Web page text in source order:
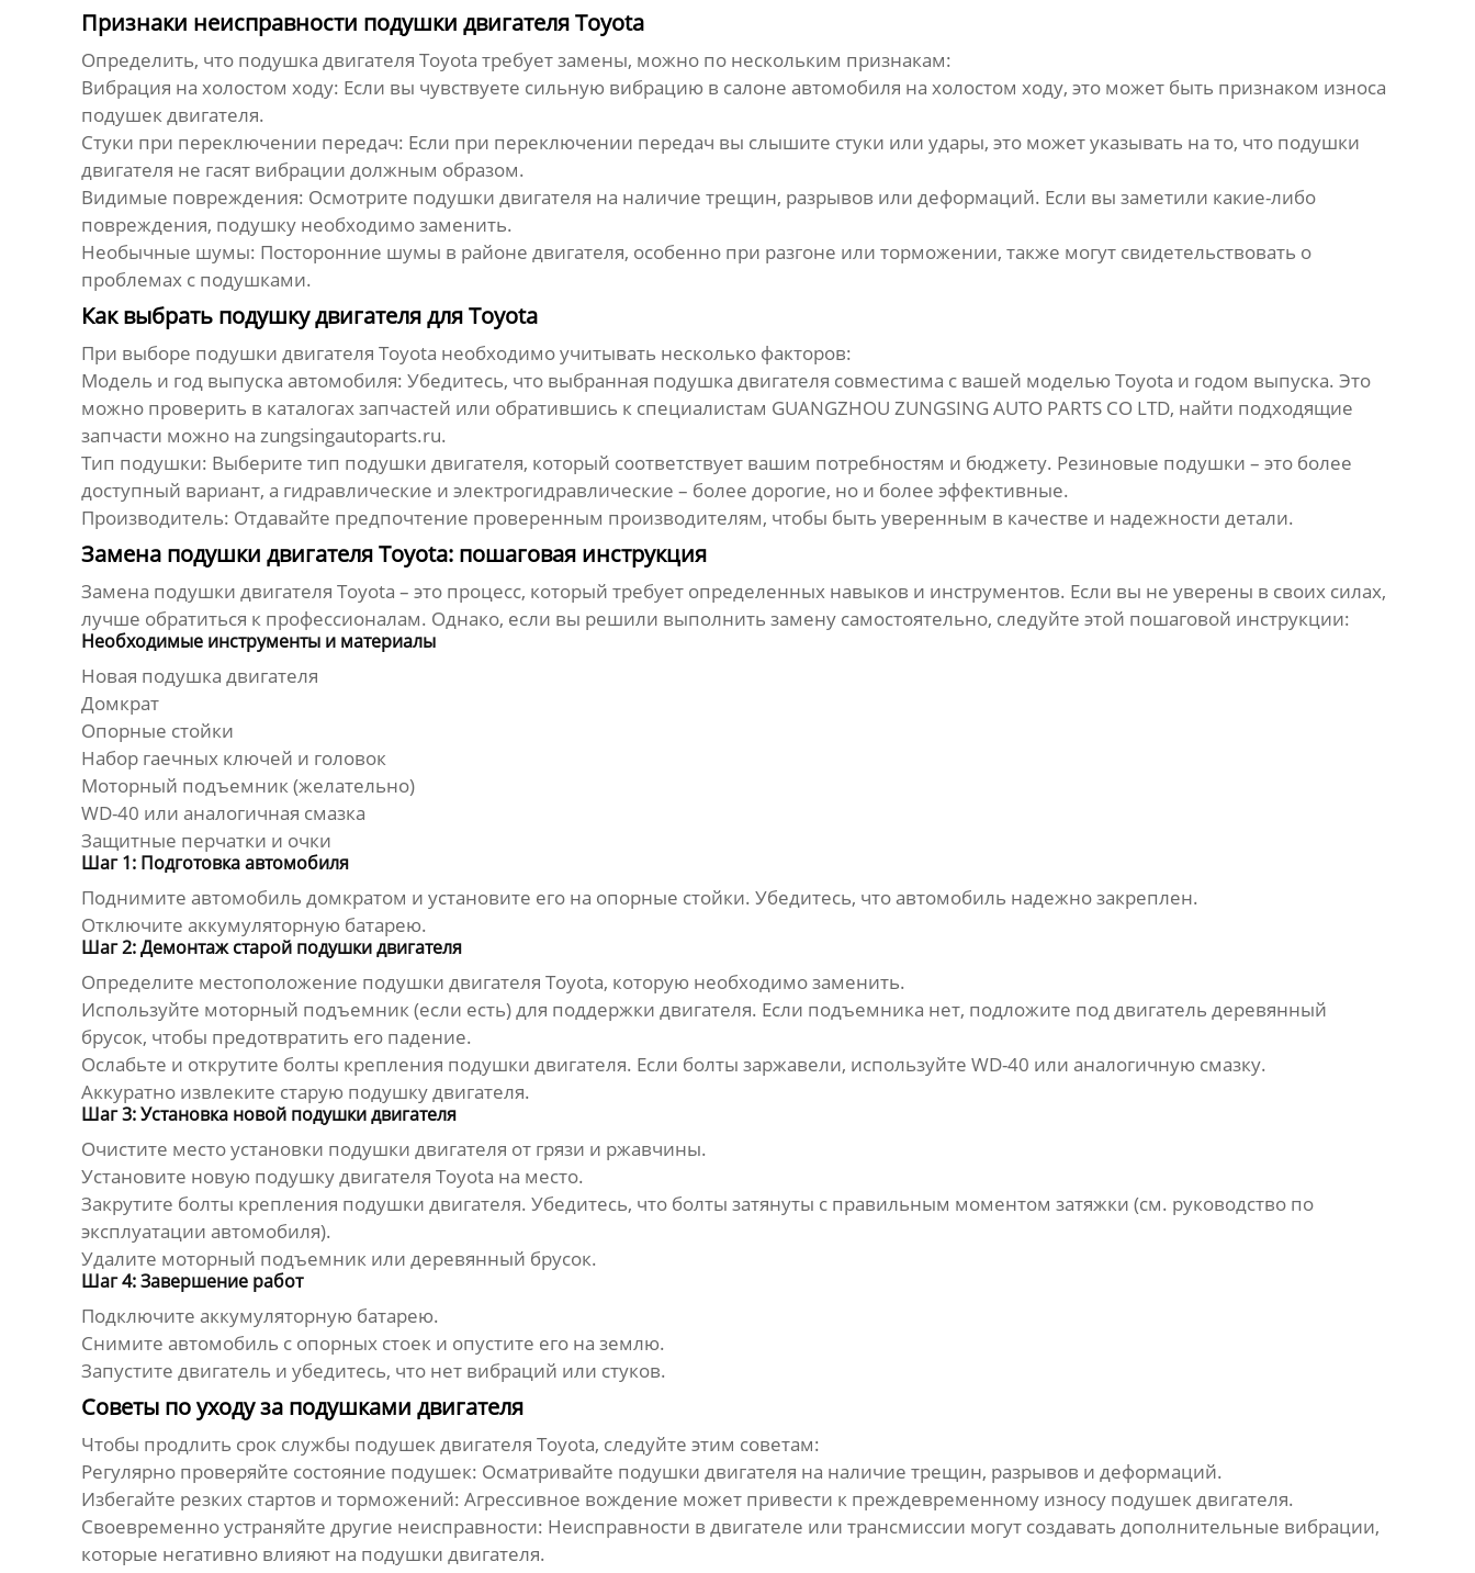
Признаки неисправности подушки двигателя Toyota
Определить, что подушка двигателя Toyota требует замены, можно по нескольким признакам:
Вибрация на холостом ходу: Если вы чувствуете сильную вибрацию в салоне автомобиля на холостом ходу, это может быть признаком износа
подушек двигателя.
Стуки при переключении передач: Если при переключении передач вы слышите стуки или удары, это может указывать на то, что подушки
двигателя не гасят вибрации должным образом.
Видимые повреждения: Осмотрите подушки двигателя на наличие трещин, разрывов или деформаций. Если вы заметили какие-либо
повреждения, подушку необходимо заменить.
Необычные шумы: Посторонние шумы в районе двигателя, особенно при разгоне или торможении, также могут свидетельствовать о
проблемах с подушками.
Как выбрать подушку двигателя для Toyota
При выборе подушки двигателя Toyota необходимо учитывать несколько факторов:
Модель и год выпуска автомобиля: Убедитесь, что выбранная подушка двигателя совместима с вашей моделью Toyota и годом выпуска. Это
можно проверить в каталогах запчастей или обратившись к специалистам GUANGZHOU ZUNGSING AUTO PARTS CO LTD, найти подходящие
запчасти можно на zungsingautoparts.ru.
Тип подушки: Выберите тип подушки двигателя, который соответствует вашим потребностям и бюджету. Резиновые подушки – это более
доступный вариант, а гидравлические и электрогидравлические – более дорогие, но и более эффективные.
Производитель: Отдавайте предпочтение проверенным производителям, чтобы быть уверенным в качестве и надежности детали.
Замена подушки двигателя Toyota: пошаговая инструкция
Замена подушки двигателя Toyota – это процесс, который требует определенных навыков и инструментов. Если вы не уверены в своих силах,
лучше обратиться к профессионалам. Однако, если вы решили выполнить замену самостоятельно, следуйте этой пошаговой инструкции:
Необходимые инструменты и материалы
Новая подушка двигателя
Домкрат
Опорные стойки
Набор гаечных ключей и головок
Моторный подъемник (желательно)
WD-40 или аналогичная смазка
Защитные перчатки и очки
Шаг 1: Подготовка автомобиля
Поднимите автомобиль домкратом и установите его на опорные стойки. Убедитесь, что автомобиль надежно закреплен.
Отключите аккумуляторную батарею.
Шаг 2: Демонтаж старой подушки двигателя
Определите местоположение подушки двигателя Toyota, которую необходимо заменить.
Используйте моторный подъемник (если есть) для поддержки двигателя. Если подъемника нет, подложите под двигатель деревянный
брусок, чтобы предотвратить его падение.
Ослабьте и открутите болты крепления подушки двигателя. Если болты заржавели, используйте WD-40 или аналогичную смазку.
Аккуратно извлеките старую подушку двигателя.
Шаг 3: Установка новой подушки двигателя
Очистите место установки подушки двигателя от грязи и ржавчины.
Установите новую подушку двигателя Toyota на место.
Закрутите болты крепления подушки двигателя. Убедитесь, что болты затянуты с правильным моментом затяжки (см. руководство по
эксплуатации автомобиля).
Удалите моторный подъемник или деревянный брусок.
Шаг 4: Завершение работ
Подключите аккумуляторную батарею.
Снимите автомобиль с опорных стоек и опустите его на землю.
Запустите двигатель и убедитесь, что нет вибраций или стуков.
Советы по уходу за подушками двигателя
Чтобы продлить срок службы подушек двигателя Toyota, следуйте этим советам:
Регулярно проверяйте состояние подушек: Осматривайте подушки двигателя на наличие трещин, разрывов и деформаций.
Избегайте резких стартов и торможений: Агрессивное вождение может привести к преждевременному износу подушек двигателя.
Своевременно устраняйте другие неисправности: Неисправности в двигателе или трансмиссии могут создавать дополнительные вибрации,
которые негативно влияют на подушки двигателя.